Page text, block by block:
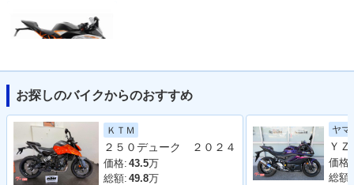
2015年 RC250・新
お探しのバイクからのおすすめ
ＫＴＭ
２５０デューク ２０２４
価格: 43.5万
総額: 49.8万
ヤマ
価格:
総額: